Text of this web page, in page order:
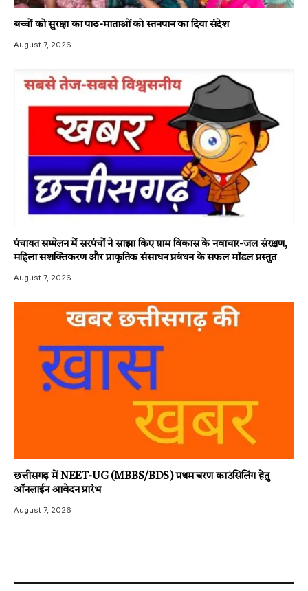
बच्चों को सुरक्षा का पाठ-माताओं को स्तनपान का दिया संदेश
August 7, 2026
पंचायत सम्मेलन में सरपंचों ने साझा किए ग्राम विकास के नवाचार-जल संरक्षण,
महिला सशक्तिकरण और प्राकृतिक संसाधन प्रबंधन के सफल मॉडल प्रस्तुत
August 7, 2026
छत्तीसगढ़ में NEET-UG (MBBS/BDS) प्रथम चरण काउंसिलिंग हेतु
ऑनलाईन आवेदन प्रारंभ
August 7, 2026